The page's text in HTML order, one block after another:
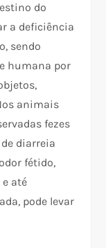
do
a deficiência
sendo
humana por
animais
fezes
diarreia
fétido,
até
pode levar